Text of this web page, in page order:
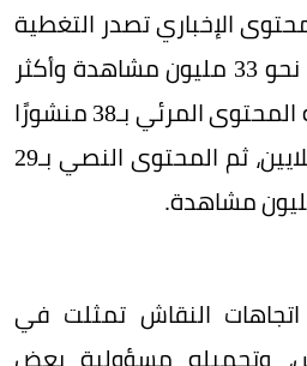
الإخباري تصدر التغطية
بـ203 منشورات حققت نحو 33 مليون مشاهدة وأكثر
من 365 ألف تفاعل، تلاه المحتوى المرئي بـ38 منشورًا
تجاوزت مشاهداته 7 ملايين، ثم المحتوى النصي بـ29
اتجاهات النقاش تمثلت في